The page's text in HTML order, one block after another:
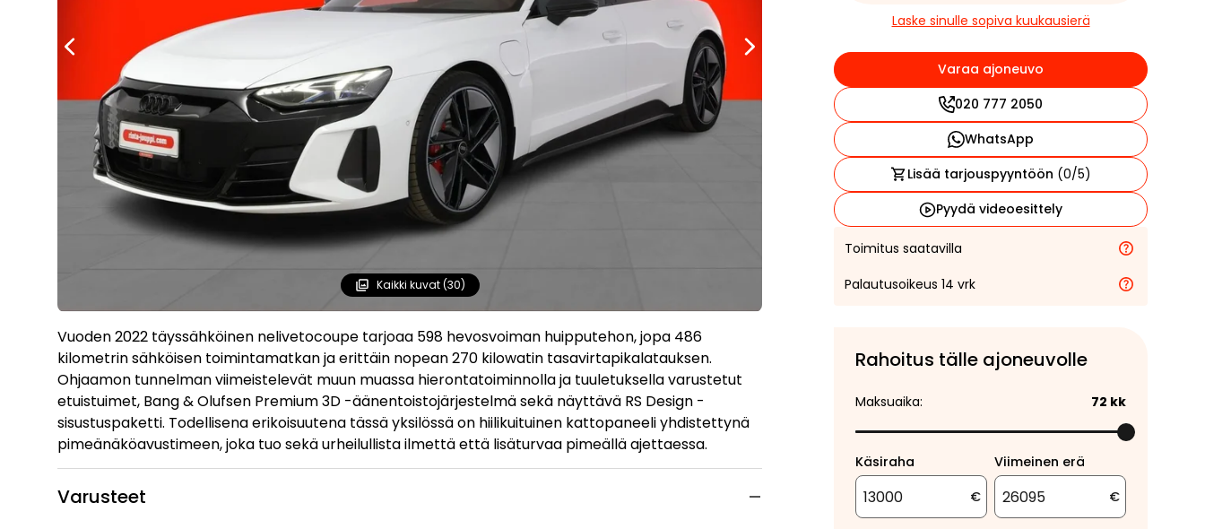
Kaikki kuvat (30)
Vuoden 2022 täyssähköinen nelivetocoupe tarjoaa 598 hevosvoiman huipputehon, jopa 486
kilometrin sähköisen toimintamatkan ja erittäin nopean 270 kilowatin tasavirtapikalatauksen.
Ohjaamon tunnelman viimeistelevät muun muassa hierontatoiminnolla ja tuuletuksella varustetut
etuistuimet, Bang & Olufsen Premium 3D -äänentoistojärjestelmä sekä näyttävä RS Design -
sisustuspaketti. Todellisena erikoisuutena tässä yksilössä on hiilikuituinen kattopaneeli yhdistettynä
pimeänäköavustimeen, joka tuo sekä urheilullista ilmettä että lisäturvaa pimeällä ajettaessa.
Varusteet
Laske sinulle sopiva kuukausierä
Varaa ajoneuvo
020 777 2050
WhatsApp
Lisää tarjouspyyntöön (0/5)
Pyydä videoesittely
Toimitus saatavilla
Palautusoikeus 14 vrk
Rahoitus tälle ajoneuvolle
Maksuaika: 72 kk
Käsiraha
€
Viimeinen erä
€